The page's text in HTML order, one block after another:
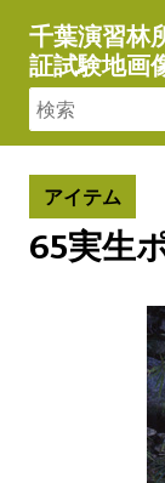
千葉演習林
証試験地画
65実生
アイテム